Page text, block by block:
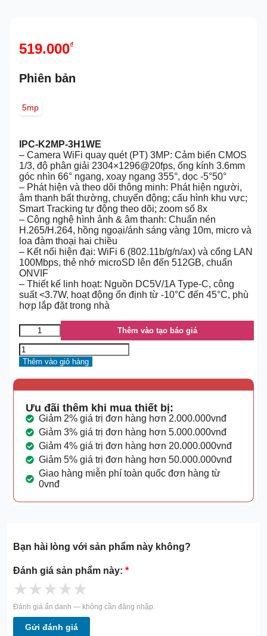
519.000₫
Phiên bản
5mp
IPC-K2MP-3H1WE
– Camera WiFi quay quét (PT) 3MP: Cảm biến CMOS
1/3, độ phân giải 2304×1296@20fps, ống kính 3.6mm
góc nhìn 66° ngang, xoay ngang 355°, dọc -5°50°
– Phát hiện và theo dõi thông minh: Phát hiện người,
âm thanh bất thường, chuyển động; cấu hình khu vực;
Smart Tracking tự động theo dõi; zoom số 8x
– Công nghệ hình ảnh & âm thanh: Chuẩn nén
H.265/H.264, hồng ngoại/ánh sáng vàng 10m, micro và
loa đàm thoại hai chiều
– Kết nối hiện đại: WiFi 6 (802.11b/g/n/ax) và cổng LAN
100Mbps, thẻ nhớ microSD lên đến 512GB, chuẩn
ONVIF
– Thiết kế linh hoạt: Nguồn DC5V/1A Type-C, công
suất <3.7W, hoạt động ổn định từ -10°C đến 45°C, phù
hợp lắp đặt trong nhà
Thêm vào tạo báo giá
Thêm vào giỏ hàng
Ưu đãi thêm khi mua thiết bị:
Giảm 2% giá trị đơn hàng hơn 2.000.000vnđ
Giảm 3% giá trị đơn hàng hơn 5.000.000vnđ
Giảm 4% giá trị đơn hàng hơn 20.000.000vnđ
Giảm 5% giá trị đơn hàng hơn 50.000.000vnđ
Giao hàng miễn phí toàn quốc đơn hàng từ
0vnđ
Bạn hài lòng với sản phẩm này không?
Đánh giá sản phẩm này:*
★★★★★
Đánh giá ẩn danh — không cần đăng nhập.
Gửi đánh giá